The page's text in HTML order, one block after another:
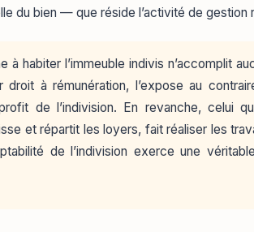
du bien — que réside l’activité de gestion
à habiter l’immeuble indivis n’accomplit
droit à rémunération, l’expose au
de l’indivision. En revanche, celui
et répartit les loyers, fait réaliser les
de l’indivision exerce une